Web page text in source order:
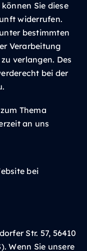
Sie diese
widerrufen.
bestimmten
Verarbeitung
verlangen. Des
bei der
Thema
an uns
bei
Str. 57, 56410
Wenn Sie unsere